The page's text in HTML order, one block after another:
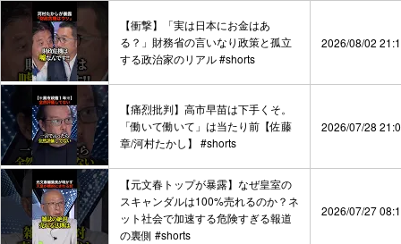
【衝撃】「実は日本にお金はあ
る？」財務省の言いなり政策と孤立
する政治家のリアル #shorts
2026/08/02
【痛烈批判】高市早苗は下手くそ。
「働いて働いて」は当たり前【佐藤
章/河村たかし】 #shorts
2026/07/28
【元文春トップが暴露】なぜ皇室の
スキャンダルは100%売れるのか？ネ
ット社会で加速する危険すぎる報道
の裏側 #shorts
2026/07/27